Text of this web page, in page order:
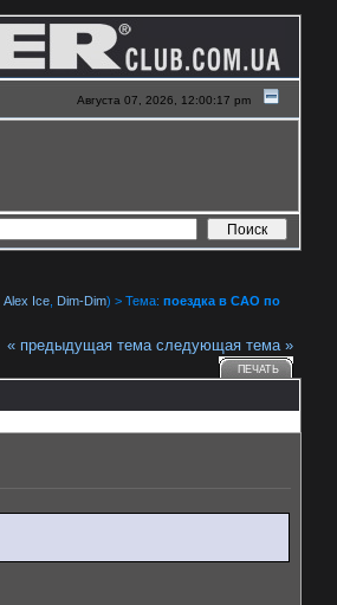
Августа 07, 2026, 12:00:17 pm
Alex Ice Dim-Dim) > Тема: поездка в САО по
« предыдущая тема следующая тема »
ПЕЧАТЬ